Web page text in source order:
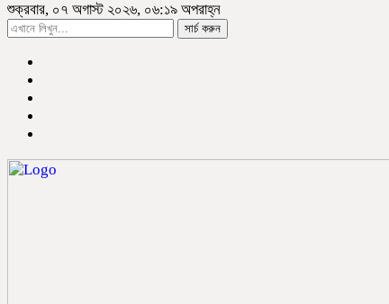
শুক্রবার, ০৭ অগাস্ট ২০২৬, ০৬:১৯ অপরাহ্ন
সার্চ করুন